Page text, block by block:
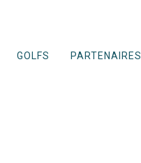
GOLFS PARTENAIRES